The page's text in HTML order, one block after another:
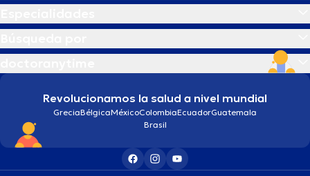
Revolucionamos la salud a nivel mundial
GreciaBélgicaMéxicoColombiaEcuadorGuatemala
Brasil